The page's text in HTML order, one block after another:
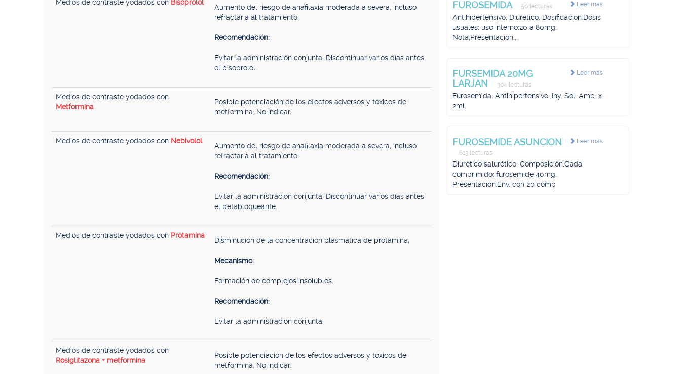
Medios de contraste yodados con Bisoprolol
Aumento del riesgo de anafilaxia moderada a severa, incluso
refractaria al tratamiento.
Recomendación:
Evitar la administración conjunta. Discontinuar varios días antes
el bisoprolol.
Medios de contraste yodados con
Metformina
Posible potenciación de los efectos adversos y tóxicos de
metformina. No indicar.
Medios de contraste yodados con Nebivolol
Aumento del riesgo de anafilaxia moderada a severa, incluso
refractaria al tratamiento.
Recomendación:
Evitar la administración conjunta. Discontinuar varios días antes
el betabloqueante.
Medios de contraste yodados con Protamina
Disminución de la concentración plasmática de protamina.
Mecanismo:
Formación de complejos insolubles.
Recomendación:
Evitar la administración conjunta.
Medios de contraste yodados con
Rosiglitazona + metformina
Posible potenciación de los efectos adversos y tóxicos de
metformina. No indicar.
Leer más
FUROSEMIDA 50 lecturas
Antihipertensivo. Diurético. Dosificación.Dosis
usuales: uso interno:20 a 80mg.
Nota.Presentacion...
Leer más
FURSEMIDA 20MG
LARJAN
304 lecturas
Furosemida. Antihipertensivo. Iny. Sol. Amp. x
2ml.
Leer más
FUROSEMIDE ASUNCION
613 lecturas
Diurético salurético. Composición.Cada
comprimido: furosemide 40mg.
Presentación.Env. con 20 comp